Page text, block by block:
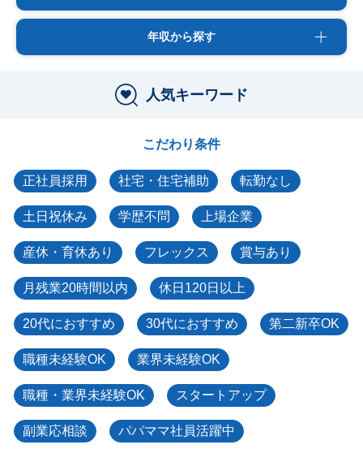
年収から探す
人気キーワード
こだわり条件
正社員採用 社宅・住宅補助 転勤なし
土日祝休み 学歴不問 上場企業
産休・育休あり フレックス 賞与あり
月残業20時間以内 休日120日以上
20代におすすめ 30代におすすめ 第二新卒OK
職種未経験OK 業界未経験OK
職種・業界未経験OK スタートアップ
副業応相談 パパママ社員活躍中